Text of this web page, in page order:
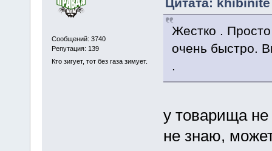
Сообщений: 3740
Репутация: 139
Кто зигует, тот без газа зимует.
Жестко .
очень быстро.
.
у товарища не
не знаю,